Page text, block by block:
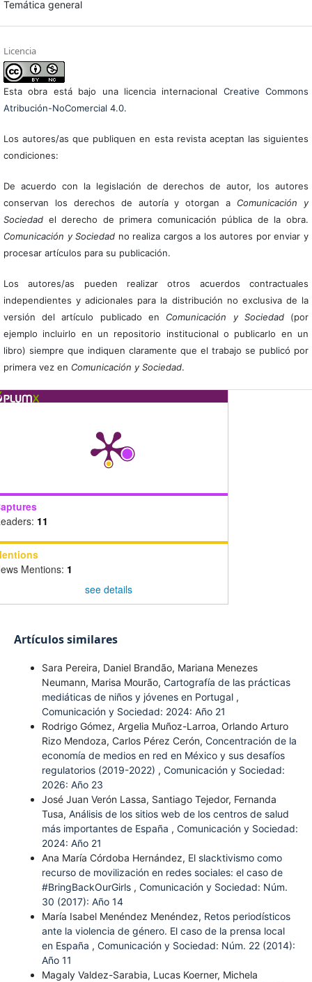
Temática general
Licencia
Esta obra está bajo una licencia internacional Creative Commons
Atribución-NoComercial 4.0.
Los autores/as que publiquen en esta revista aceptan las siguientes
condiciones:
De acuerdo con la legislación de derechos de autor, los autores
conservan los derechos de autoría y otorgan a Comunicación y
Sociedadel derecho de primera comunicación pública de la obra.
Comunicación y Sociedad no realiza cargos a los autores por enviar y
procesar artículos para su publicación.
Los autores/as pueden realizar otros acuerdos contractuales
independientes y adicionales para la distribución no exclusiva de la
versión del artículo publicado en Comunicación y Sociedad(por
ejemplo incluirlo en un repositorio institucional o publicarlo en un
libro) siempre que indiquen claramente que el trabajo se publicó por
primera vez en Comunicación y Sociedad.
11
Mentions: 1
see details
Artículos similares
Sara Pereira, Daniel Brandão, Mariana Menezes
Neumann, Marisa Mourão, Cartografía de las prácticas
mediáticas de niños y jóvenes en Portugal ,
Comunicación y Sociedad: 2024: Año 21
Rodrigo Gómez, Argelia Muñoz-Larroa, Orlando Arturo
Rizo Mendoza, Carlos Pérez Cerón, Concentración de la
economía de medios en red en México y sus desafíos
regulatorios (2019-2022) , Comunicación y Sociedad:
2026: Año 23
José Juan Verón Lassa, Santiago Tejedor, Fernanda
Tusa, Análisis de los sitios web de los centros de salud
más importantes de España , Comunicación y Sociedad:
2024: Año 21
Ana María Córdoba Hernández, El slacktivismo como
recurso de movilización en redes sociales: el caso de
#BringBackOurGirls , Comunicación y Sociedad: Núm.
30 (2017): Año 14
María Isabel Menéndez Menéndez, Retos periodísticos
ante la violencia de género. El caso de la prensa local
en España , Comunicación y Sociedad: Núm. 22 (2014):
Año 11
Magaly Valdez-Sarabia, Lucas Koerner, Michela